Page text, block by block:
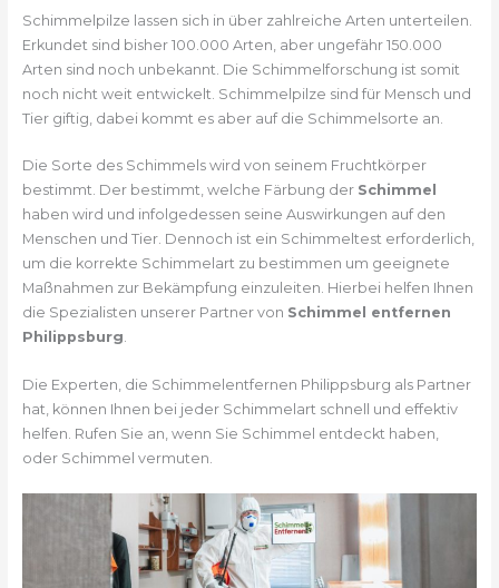
Schimmelpilze lassen sich in über zahlreiche Arten unterteilen.
Erkundet sind bisher 100.000 Arten, aber ungefähr 150.000
Arten sind noch unbekannt. Die Schimmelforschung ist somit
noch nicht weit entwickelt. Schimmelpilze sind für Mensch und
Tier giftig, dabei kommt es aber auf die Schimmelsorte an.
Die Sorte des Schimmels wird von seinem Fruchtkörper
bestimmt. Der bestimmt, welche Färbung der Schimmel
haben wird und infolgedessen seine Auswirkungen auf den
Menschen und Tier. Dennoch ist ein Schimmeltest erforderlich,
um die korrekte Schimmelart zu bestimmen um geeignete
Maßnahmen zur Bekämpfung einzuleiten. Hierbei helfen Ihnen
die Spezialisten unserer Partner von Schimmel entfernen
Philippsburg.
Die Experten, die Schimmelentfernen Philippsburg als Partner
hat, können Ihnen bei jeder Schimmelart schnell und effektiv
helfen. Rufen Sie an, wenn Sie Schimmel entdeckt haben,
oder Schimmel vermuten.